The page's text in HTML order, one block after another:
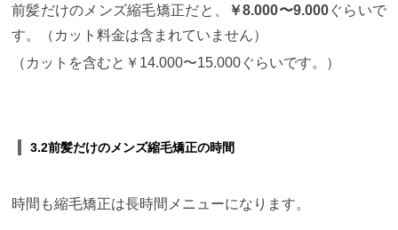
前髪だけのメンズ縮毛矯正だと、 ￥8.000〜9.000ぐらいで
す。（カット料金は含まれていません）
（カットを含むと￥14.000〜15.000ぐらいです。）
3.2前髪だけのメンズ縮毛矯正の時間
時間も縮毛矯正は長時間メニューになります。